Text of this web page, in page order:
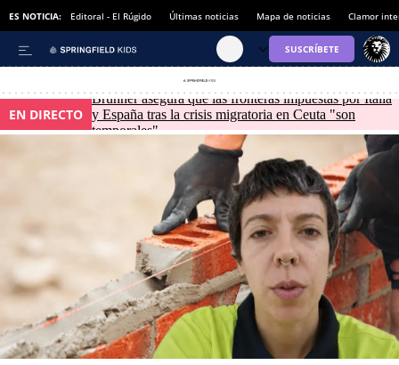
ES NOTICIA: Editoral - El Rúgido Últimas noticias Mapa de noticias Clamor
EN DIRECTO
Brunner asegura que las fronteras impuestas por Italia
y España tras la crisis migratoria en Ceuta "son
temporales"